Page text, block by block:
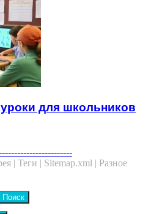
для школьников
| Теги | Sitemap.xml | Разное